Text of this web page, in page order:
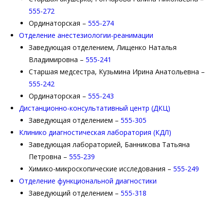
555-272
Ординаторская – 555-274
Отделение анестезиологии-реанимации
Заведующая отделением, Лищенко Наталья
Владимировна – 555-241
Старшая медсестра, Кузьмина Ирина Анатольевна –
555-242
Ординаторская – 555-243
Дистанционно-консультативный центр (ДКЦ)
Заведующая отделением – 555-305
Клинико диагностическая лаборатория (КДЛ)
Заведующая лабораторией, Банникова Татьяна
Петровна – 555-239
Химико-микроскопические исследования – 555-249
Отделение функциональной диагностики
Заведующий отделением – 555-318